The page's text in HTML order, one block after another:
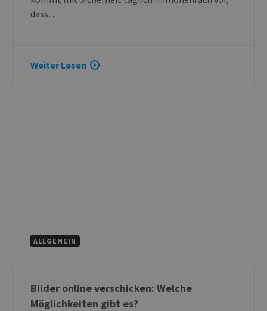
dass…
Weiter Lesen
ALLGEMEIN
Bilder online verschicken: Welche
Möglichkeiten gibt es?